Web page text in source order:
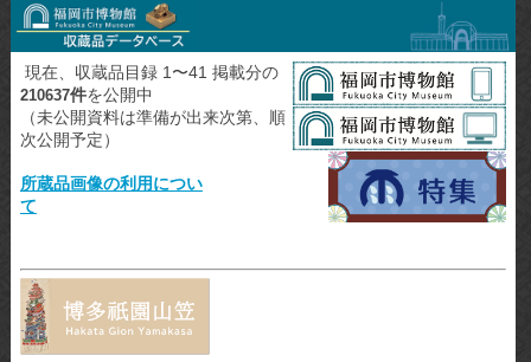
現在、収蔵品目録 1〜41 掲載分の
210637件を公開中
（未公開資料は準備が出来次第、順
次公開予定）
所蔵品画像の利用につい
て